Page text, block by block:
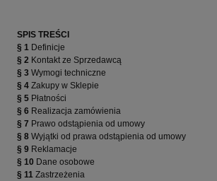
SPIS TREŚCI
§ 1 Definicje
§ 2 Kontakt ze Sprzedawcą
§ 3 Wymogi techniczne
§ 4 Zakupy w Sklepie
§ 5 Płatności
§ 6 Realizacja zamówienia
§ 7 Prawo odstąpienia od umowy
§ 8 Wyjątki od prawa odstąpienia od umowy
§ 9 Reklamacje
§ 10 Dane osobowe
§ 11 Zastrzeżenia